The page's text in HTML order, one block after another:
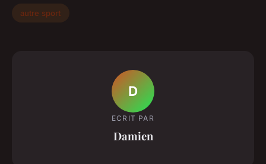
autre sport
D
ECRIT PAR
Damien